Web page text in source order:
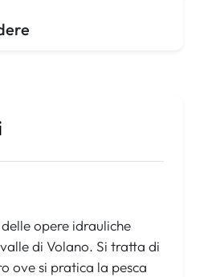
opere idrauliche
di Volano. Si tratta di
ove si pratica la pesca